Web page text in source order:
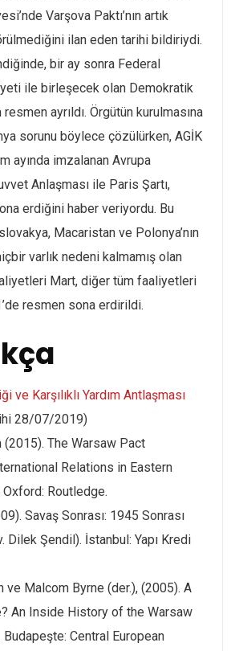
Varşova Paktı’nın artık
ilan eden tarihi bildiriydi.
bir ay sonra Federal
ile birleşecek olan Demokratik
ayrıldı. Örgütün kurulmasına
sorunu böylece çözülürken, AGİK
ayında imzalanan Avrupa
Anlaşması ile Paris Şartı,
erdiğini haber veriyordu. Bu
Macaristan ve Polonya’nın
varlık nedeni kalmamış olan
Mart, diğer tüm faaliyetleri
resmen sona erdirildi.
ve Karşılıklı Yardım Antlaşması
28/07/2019)
(2015). The Warsaw Pact
Relations in Eastern
Routledge.
Savaş Sonrası: 1945 Sonrası
Dilek Şendil). İstanbul: Yapı Kredi
ve Malcom Byrne (der.), (2005). A
An Inside History of the Warsaw
Central European